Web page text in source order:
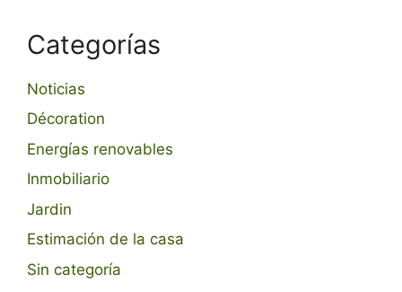
Categorías
Noticias
Décoration
Energías renovables
Inmobiliario
Jardin
Estimación de la casa
Sin categoría